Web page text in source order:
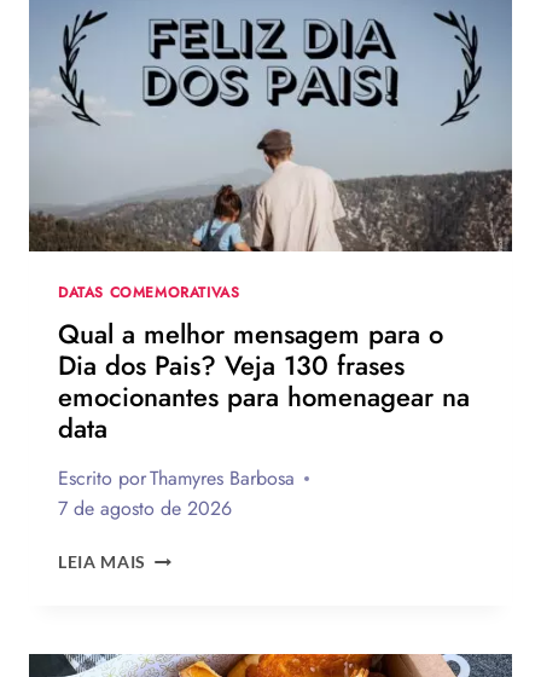
DATAS COMEMORATIVAS
Qual a melhor mensagem para o
Dia dos Pais? Veja 130 frases
emocionantes para homenagear na
data
Escrito porThamyres Barbosa
7 de agosto de 2026
LEIA MAIS QUAL
PARA